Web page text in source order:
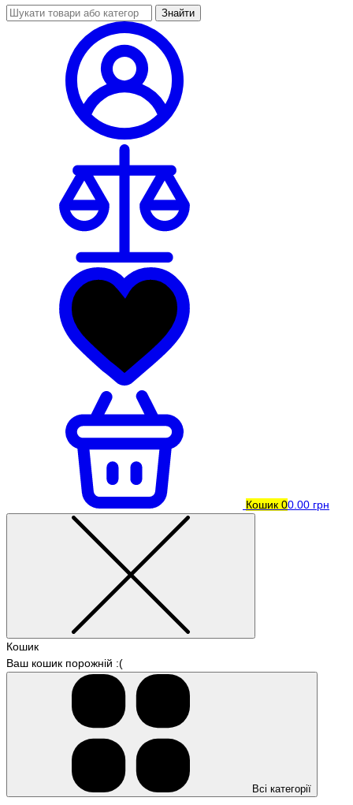
Знайти
Кошик 00.00 грн
Кошик
Ваш кошик порожній :(
Всі категорії